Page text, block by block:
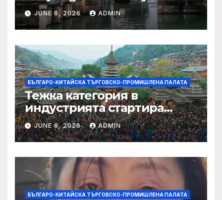
JUNE 6, 2026 ADMIN
БЪЛГАРО-КИТАЙСКА ТЪРГОВСКО-ПРОМИШЛЕНА ПАЛАТА
Тежка категория в
индустрията стартира
алианс за космическа
слънчева енергия
JUNE 6, 2026 ADMIN
БЪЛГАРО-КИТАЙСКА ТЪРГОВСКО-ПРОМИШЛЕНА ПАЛАТА